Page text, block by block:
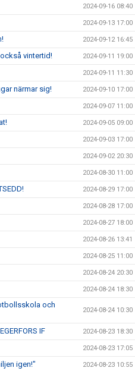
2024-09-16 08:40
2024-09-13 17:00
2024-09-12 16:45
vintertid! 2024-09-11 19:00
2024-09-11 11:30
närmar sig! 2024-09-10 17:00
2024-09-07 11:00
2024-09-05 09:00
2024-09-03 17:00
2024-09-02 20:30
2024-08-30 11:00
2024-08-29 17:00
2024-08-28 17:00
2024-08-27 18:00
2024-08-26 13:41
2024-08-25 11:00
2024-08-24 20:30
2024-08-24 18:30
och
2024-08-24 10:30
IF 2024-08-23 18:30
2024-08-23 17:05
igen!" 2024-08-23 10:55